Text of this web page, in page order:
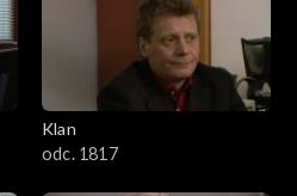
Klan
odc. 1817